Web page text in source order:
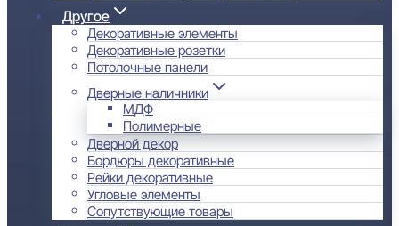
Другое
Декоративные элементы
Декоративные розетки
Потолочные панели
Дверные наличники
МДФ
Полимерные
Дверной декор
Бордюры декоративные
Рейки декоративные
Угловые элементы
Сопутствующие товары